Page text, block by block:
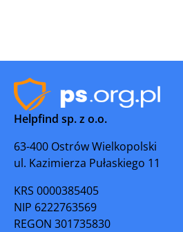
Radomsko
Stryków
Tomaszów Mazowiecki
Helpfind sp. z o.o.
63-400 Ostrów Wielkopolski
ul. Kazimierza Pułaskiego 11
KRS 0000385405
NIP 6222763569
REGON 301735830